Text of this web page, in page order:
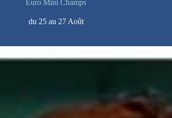
Euro Mini Champs
du 25 au 27 Août